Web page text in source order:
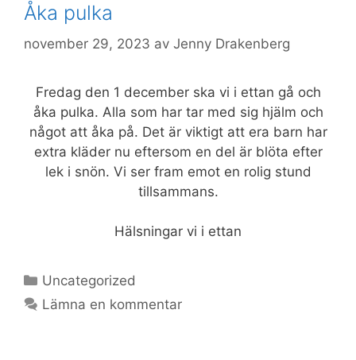
Åka pulka
november 29, 2023 av Jenny Drakenberg
Fredag den 1 december ska vi i ettan gå och
åka pulka. Alla som har tar med sig hjälm och
något att åka på. Det är viktigt att era barn har
extra kläder nu eftersom en del är blöta efter
lek i snön. Vi ser fram emot en rolig stund
tillsammans.
Hälsningar vi i ettan
Kategorier
Uncategorized
Lämna en kommentar